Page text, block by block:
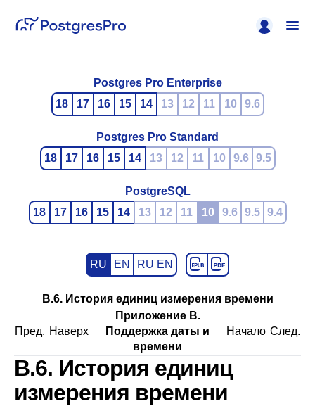
Postgres Pro Enterprise
18
17 16 15 14 13 12 11 10 9.6
Postgres Pro Standard
18
17 16 15 14 13 12 11 10 9.6 9.5
PostgreSQL
18
17 16 15 14 13 12 11 10 9.6 9.5 9.4
RU EN RU EN
B.6. История единиц измерения времени
Пред. Наверх
Приложение B.
Поддержка даты и
времени
Начало След.
B.6. История единиц
измерения времени